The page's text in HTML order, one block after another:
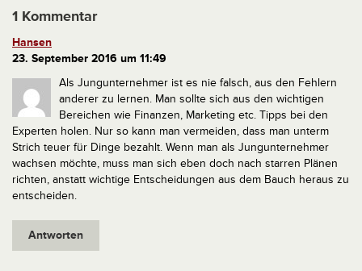
1 Kommentar
Hansen
23. September 2016 um 11:49
Als Jungunternehmer ist es nie falsch, aus den Fehlern
anderer zu lernen. Man sollte sich aus den wichtigen
Bereichen wie Finanzen, Marketing etc. Tipps bei den
Experten holen. Nur so kann man vermeiden, dass man unterm
Strich teuer für Dinge bezahlt. Wenn man als Jungunternehmer
wachsen möchte, muss man sich eben doch nach starren Plänen
richten, anstatt wichtige Entscheidungen aus dem Bauch heraus zu
entscheiden.
Antworten